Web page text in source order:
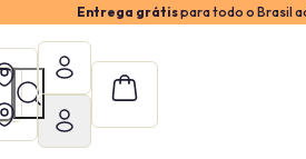
Entrega grátispara todo o Brasil